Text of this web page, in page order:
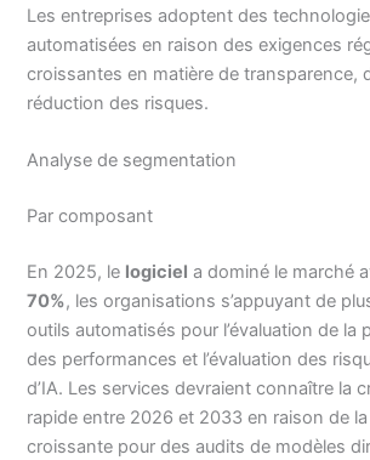
Les entreprises adoptent des
automatisées en raison des exigences
croissantes en matière de transparence,
réduction des risques.
Analyse de segmentation
Par composant
En 2025, le logiciel a dominé le marché
70%, les organisations s’appuyant de
outils automatisés pour l’évaluation de la
des performances et l’évaluation des
d’IA. Les services devraient connaître la
rapide entre 2026 et 2033 en raison de
croissante pour des audits de modèles